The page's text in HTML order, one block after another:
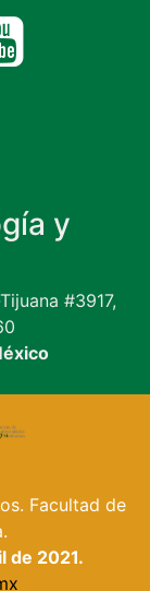
y
#3917,
Facultad de
de 2021.